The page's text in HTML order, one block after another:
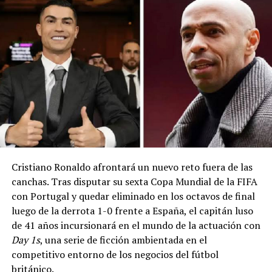
Me gusta esto:
Relacionado
Thomas Tuchel confirma el
deseo de Neymar por dejar
el PSG
17 julio, 2019
Aficionados del PSG le dicen
de todo a Neymar en el
debut de la Ligue 1 de
Micallef agregó que la propuesta plantea «cuestiones
importantes respecto al derecho de competencia» y
señaló que, dentro de las competencias que le atribuyen
los tratados, la Comisión Europea examinará la iniciativa
con atención.
Las críticas se suman a las expresadas previamente por
la UEFA, que calificó el proyecto como «una línea que las
instituciones que gobiernan el fútbol no deberían
cruzar nunca».
Por su parte, la ministra de Deportes de Francia, Marina
Ferrari, informó en X que las instituciones del fútbol
europeo sostendrían una reunión de urgencia para
abordar el proyecto, el cual también ha generado una
fuerte oposición entre las federaciones nacionales.
La Federación Inglesa (FA) afirmó estar
«profundamente preocupada», mientras que la
Cristiano Ronaldo afrontará un nuevo reto fuera de las
canchas. Tras disputar su sexta Copa Mundial de la FIFA
con Portugal y quedar eliminado en los octavos de final
luego de la derrota 1-0 frente a España, el capitán luso
de 41 años incursionará en el mundo de la actuación con
Day 1s, una serie de ficción ambientada en el
competitivo entorno de los negocios del fútbol
británico.